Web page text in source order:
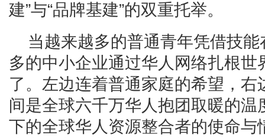
建”与“品牌基建”的双重托举。
当越来越多的普通青年凭借技
多的中小企业通过华人网络扎根
了。左边连着普通家庭的希望，
间是全球六千万华人抱团取暖的
下的全球华人资源整合者的使命